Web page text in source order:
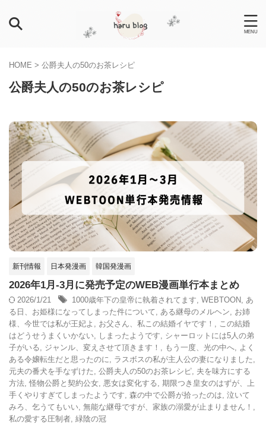
HOME > 公爵夫人の50のお茶レシピ
公爵夫人の50のお茶レシピ
新刊情報 日本発漫画 韓国発漫画
2026年1月-3月に発売予定のWEB漫画単行本まとめ
2026/1/21 1000歳年下の皇帝に執着されてます, WEBTOON, あ
る日、お姫様になってしまった件について, ある継母のメルヘン, お姉
様、今世では私が王妃よ , お父さん、私この結婚イヤです！ , この結婚
はどうせうまくいかない, しまったようです, シャーロットには5人の弟
子がいる, ジャンル、変えさせて頂きます！ , もう一度、光の中へ, よく
ある令嬢転生だと思ったのに, ラスボスの私が主人公の妻になりました ,
元夫の番犬を手なずけた , 公爵夫人の50のお茶レシピ, 夫を味方にする
方法, 怪物公爵と契約公女, 悪女は変化する, 期限つき皇女のはずが、上
手くやりすぎてしまったようです, 森の中で公爵が拾ったのは, 泣いて
みろ、乞うてもいい, 無能な継母ですが、家族の溺愛が止まりません！ ,
私の愛する圧制者, 緑陰の冠